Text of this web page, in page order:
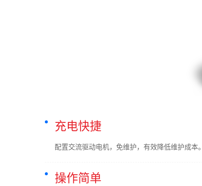
充电快捷
配置交流驱动电机，免维护，有效降低维护成本。
操作简单